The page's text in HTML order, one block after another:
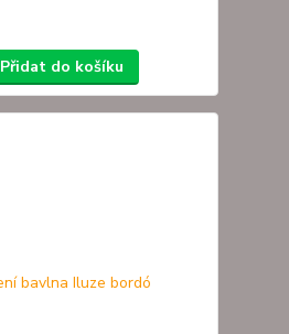
Přidat do košíku